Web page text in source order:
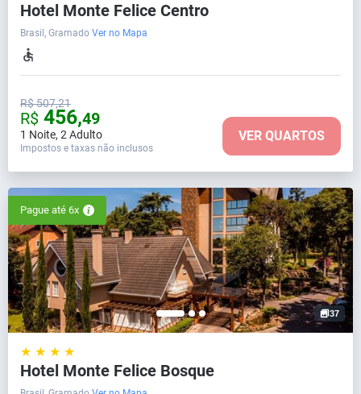
Hotel Monte Felice Centro
Brasil, Gramado Ver no Mapa
1 Noite, 2 Adulto
R$ 507,21
R$ 456,49
Impostos e taxas não inclusos
VER QUARTOS
Pague até 6x
37
★ ★ ★ ★
Hotel Monte Felice Bosque